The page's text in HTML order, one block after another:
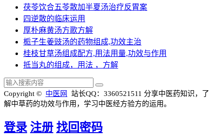
茯苓饮合五苓散加半夏汤治疗反胃案
四逆散的临床运用
厚朴麻黄汤方歌方解
栀子生姜豉汤的药物组成,功效主治
桂枝甘草汤组成配方,用法用量,功效与作用
抵当丸的组成，用法 ，方解
Copyright © 中医网 站长QQ：3360521511 分享中医药知识，了
解中草药的功效与作用，学习中医经方验方的运用。
登录 注册 找回密码